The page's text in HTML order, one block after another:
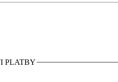
PLATBY